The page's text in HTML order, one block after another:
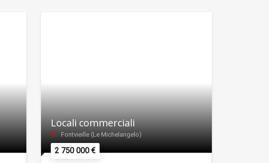
2 750 000 €
Locali commerciali
Fontvieille (Le Michelangelo)